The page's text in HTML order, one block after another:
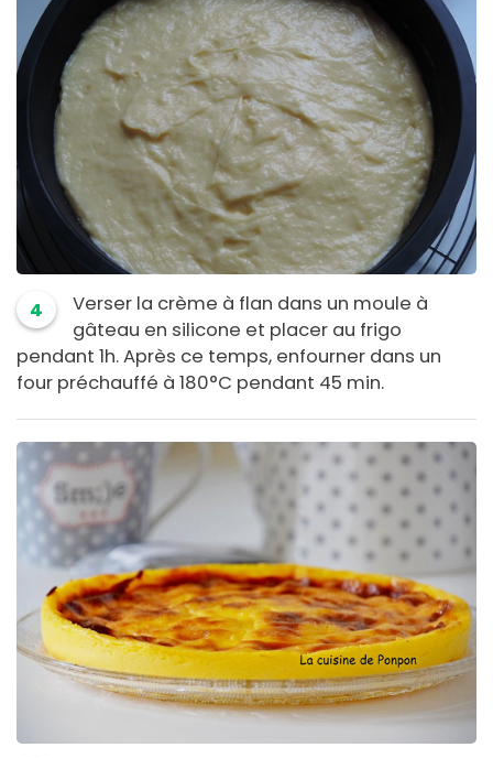
4
Verser la crème à flan dans un moule à
gâteau en silicone et placer au frigo
pendant 1h. Après ce temps, enfourner dans un
four préchauffé à 180°C pendant 45 min.